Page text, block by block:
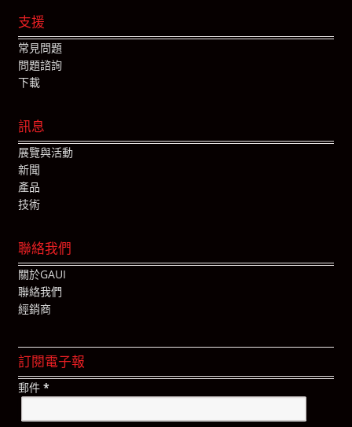
支援
常見問題
問題諮詢
下載
訊息
展覽與活動
新聞
產品
技術
聯絡我們
關於GAUI
聯絡我們
經銷商
訂閱電子報
郵件 *